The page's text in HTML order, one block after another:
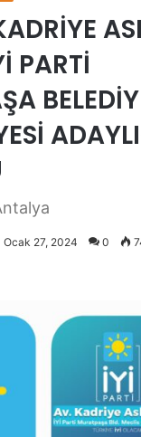
PARTİ
Ocak 27, 2024 0